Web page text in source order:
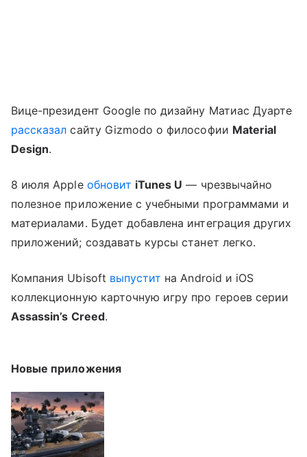
Вице-президент Google по дизайну Матиас Дуарте
рассказал сайту Gizmodo о философии Material
Design.
8 июля Apple обновит iTunes U — чрезвычайно
полезное приложение с учебными программами и
материалами. Будет добавлена интеграция других
приложений; создавать курсы станет легко.
Компания Ubisoft выпустит на Android и iOS
коллекционную карточную игру про героев серии
Assassin’s Creed.
Новые приложения